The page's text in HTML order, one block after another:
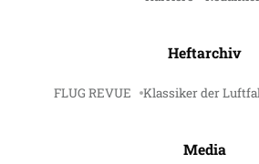
Heftarchiv
FLUG REVUE Klassiker der
Media